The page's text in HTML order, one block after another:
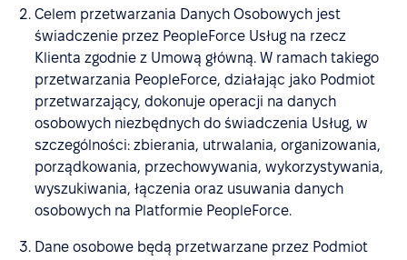
Celem przetwarzania Danych Osobowych jest
świadczenie przez PeopleForce Usług na rzecz
Klienta zgodnie z Umową główną. W ramach takiego
przetwarzania PeopleForce, działając jako Podmiot
przetwarzający, dokonuje operacji na danych
osobowych niezbędnych do świadczenia Usług, w
szczególności: zbierania, utrwalania, organizowania,
porządkowania, przechowywania, wykorzystywania,
wyszukiwania, łączenia oraz usuwania danych
osobowych na Platformie PeopleForce.
Dane osobowe będą przetwarzane przez Podmiot